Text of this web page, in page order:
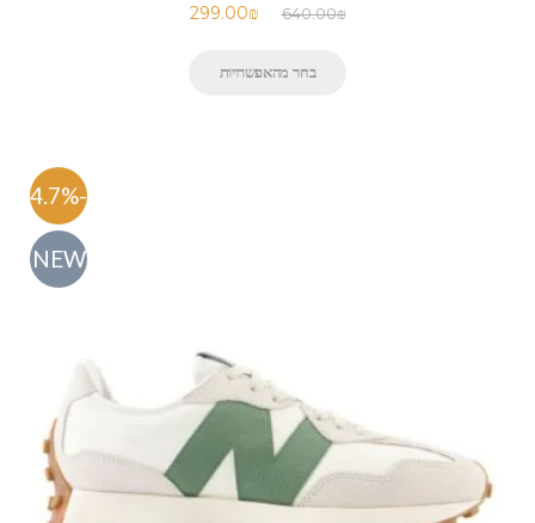
640.00₪
299.00₪
בחר מהאפשרויות
-54.7%
NEW